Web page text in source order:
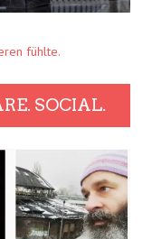
fühlte.
SOCIAL.